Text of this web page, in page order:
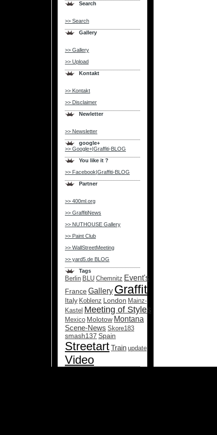
Search
>> Search
Gallery
>> Gallery
>> Upload
Kontakt
>> Kontakt
>> Disclaimer
Newletter
>> Newsletter
google+
>> Google+|Graffiti-BLOG
You like it ?
>> Facebook|Graffiti-BLOG
Partner
>> 400ml.org
>> GraffitiNews
>> NUTHOUSE Gallery
>> Paint Club
>> WallStreetMeeting
>> yard5.de BLOG
Tags
Berlin BLU Chemnitz Event's
FranceGallery Graffiti
Italy Koblenz London Mainz-
Kastel Meeting of Styles
Mexico Molotow Montana
Scene-News Skore183
smash137 Spain
StreetartTrain update
Video